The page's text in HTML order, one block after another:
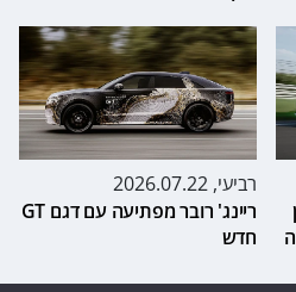
רביעי, 2026.07.22
ריינג' רובר מפתיעה עם דגם GT
חדש